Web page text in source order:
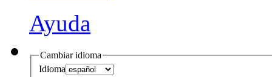
Ayuda
Cambiar idioma
Idioma